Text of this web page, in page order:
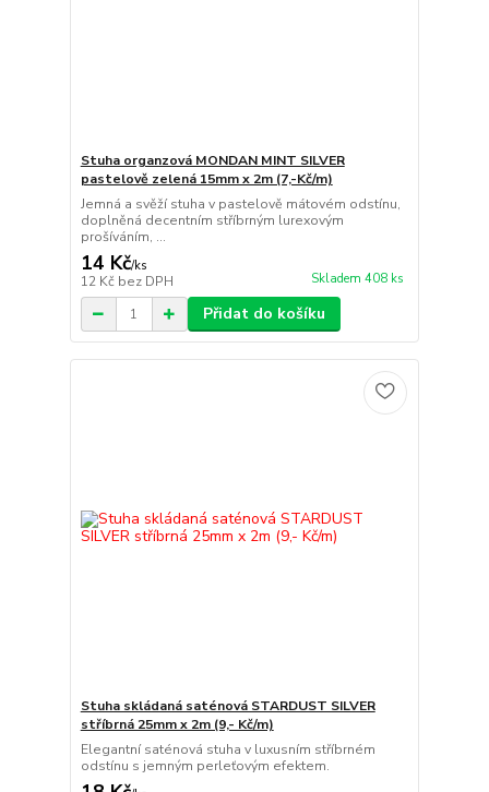
Stuha organzová MONDAN MINT SILVER
pastelově zelená 15mm x 2m (7,-Kč/m)
Jemná a svěží stuha v pastelově mátovém odstínu,
doplněná decentním stříbrným lurexovým
prošíváním, ...
14 Kč/ks
12 Kč bez DPH Skladem 408 ks
Přidat do košíku
Stuha skládaná saténová STARDUST SILVER
stříbrná 25mm x 2m (9,- Kč/m)
Elegantní saténová stuha v luxusním stříbrném
odstínu s jemným perleťovým efektem.